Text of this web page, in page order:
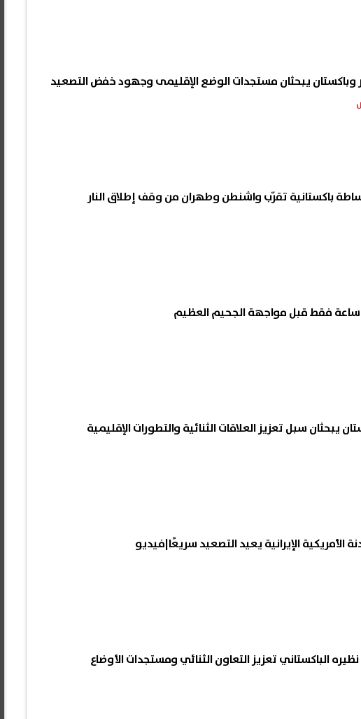
وباكستان يبحثان مستجدات الوضع الإقليمى وجهود خفض التصعيد
باكستانية تقرّب واشنطن وطهران من وقف إطلاق النار
يبحثان سبل تعزيز العلاقات الثنائية والتطورات الإقليمية
الأمريكية الإيرانية يعيد التصعيد سريعًا|فيديو
الباكستاني تعزيز التعاون الثنائي ومستجدات الأوضاع